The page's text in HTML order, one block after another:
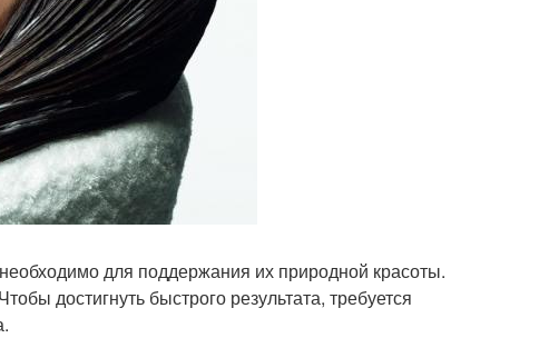
для поддержания их природной красоты.
достигнуть быстрого результата, требуется